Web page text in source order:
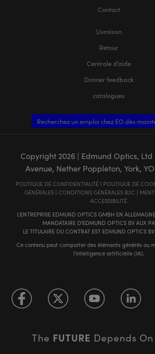
Contact
Livraison
Retour
Centrale d’aide
Donner feedback
catalogues
Recherchez un emploi chez EO dès
Copyright 2026| Edmund Optics, Ltd
Avenue, Nether Poppleton, York,
POLITIQUE DE CONFIDENTIALITÉ| POLITIQUE DE
GÉNÈRALES| CONDITIONS GÉNÈRALES B2C |
ACCESSIBILITÉ
L'ENTREPRISE EDMUND OPTICS GMBH EN
MANDATAIRE D'EDMUND OPTICS BV AUX
LE TITULAIRE DU CONTRAT EST EDMUND OPTICS
Ce contenu peut comporter des éléments générés ou
l'intelligence artificielle (IA).
The FUTURE Depends